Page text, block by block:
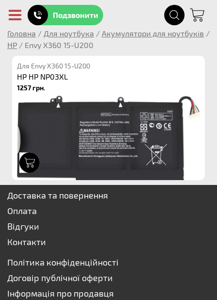
Подзвонити
Головна / Для ноутбука / Акумулятори для ноутбуків /
HP / Envy X360 15-U200
Для Envy X360 15-U200
HP HP NP03XL
1257 грн.
Доставка та повернення
Оплата
Відгуки
Контакти
Політика конфіденційності
Договір публічної оферти
Інформація про продавця